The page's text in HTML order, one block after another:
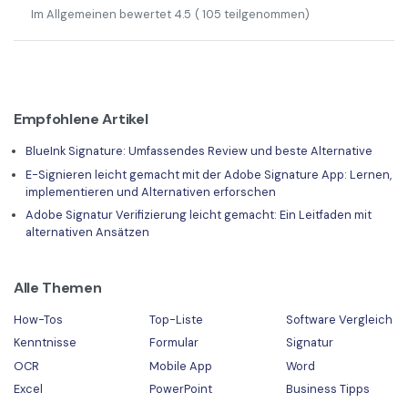
Im Allgemeinen bewertet 4.5 ( 105 teilgenommen)
Empfohlene Artikel
BlueInk Signature: Umfassendes Review und beste Alternative
E-Signieren leicht gemacht mit der Adobe Signature App: Lernen,
implementieren und Alternativen erforschen
Adobe Signatur Verifizierung leicht gemacht: Ein Leitfaden mit
alternativen Ansätzen
Alle Themen
How-Tos Top-Liste
Software Vergleich
Kenntnisse
Formular
Signatur
OCR
Mobile App
Word
Excel
PowerPoint
Business Tipps